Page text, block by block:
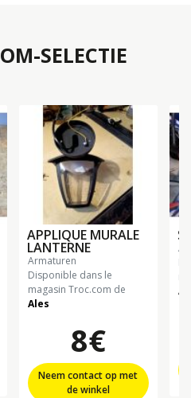
SELECTIE
APPLIQUE MURALE
LANTERNE
armaturen
Disponible dans le
magasin Troc.com de
Ales
8€
Neem contact op met
de winkel